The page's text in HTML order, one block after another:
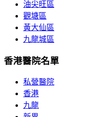
油尖旺區
觀塘區
黃大仙區
九龍城區
香港醫院名單
私營醫院
香港
九龍